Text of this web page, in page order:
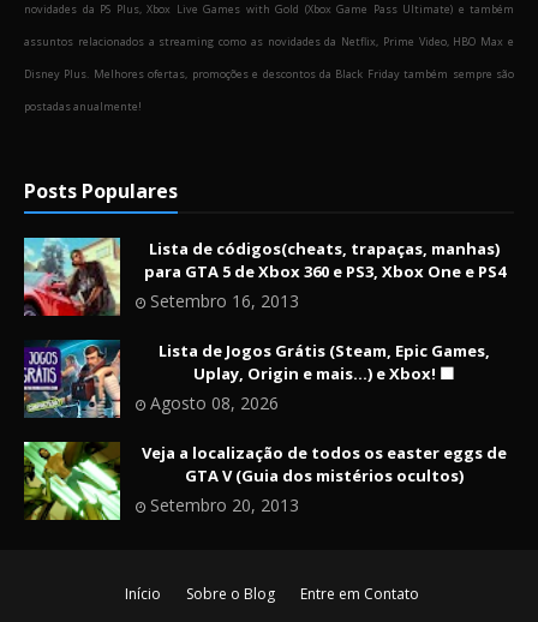
novidades da PS Plus, Xbox Live Games with Gold (Xbox Game Pass Ultimate) e também
assuntos relacionados a streaming como as novidades da Netflix, Prime Video, HBO Max e
Disney Plus. Melhores ofertas, promoções e descontos da Black Friday também sempre são
postadas anualmente!
Posts Populares
Lista de códigos(cheats, trapaças, manhas)
para GTA 5 de Xbox 360 e PS3, Xbox One e PS4
Setembro 16, 2013
Lista de Jogos Grátis (Steam, Epic Games,
Uplay, Origin e mais...) e Xbox! 🟩
Agosto 08, 2026
Veja a localização de todos os easter eggs de
GTA V (Guia dos mistérios ocultos)
Setembro 20, 2013
Início Sobre o Blog Entre em Contato